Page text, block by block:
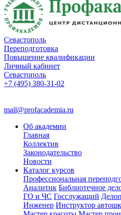
Севастополь
Переподготовка
Повышение квалификации
Личный кабинет
Севастополь
+7 (495) 380-31-02
mail@profacademia.ru
Об академии
Главная
Коллектив
Законодательство
Новости
Каталог курсов
Профессиональная
Аналитик Библиотечное
ГО и ЧС Госслужащий
Инженер Инструктор